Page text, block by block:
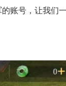
账号，让我们